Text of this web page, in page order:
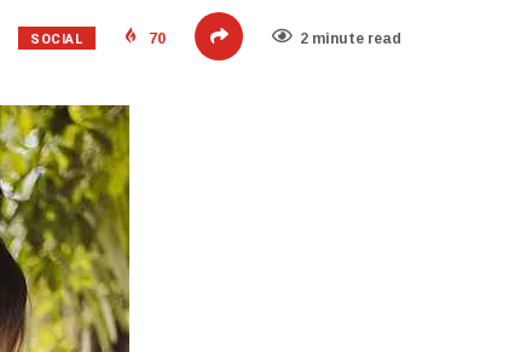
SOCIAL 70 2 minute read